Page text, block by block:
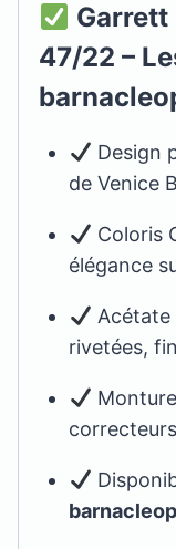
Garrett
47/22 –
Design
de Venice
Coloris
élégance
Acétate
rivetées,